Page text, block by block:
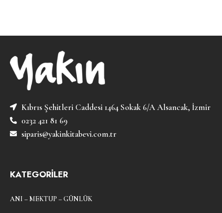
Kıbrıs Şehitleri Caddesi 1464 Sokak 6/A Alsancak, İzmir
0232 421 81 69
siparis@yakinkitabevi.com.tr
KATEGORİLER
ANI – MEKTUP – GÜNLÜK